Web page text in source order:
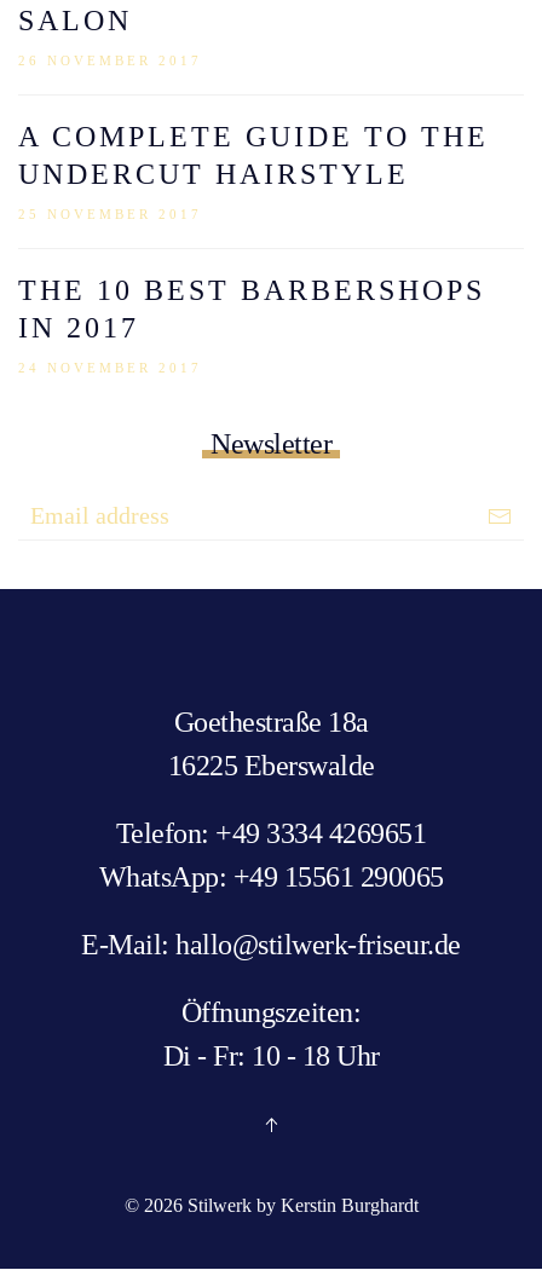
SALON
26 NOVEMBER 2017
A COMPLETE GUIDE TO THE
UNDERCUT HAIRSTYLE
25 NOVEMBER 2017
THE 10 BEST BARBERSHOPS
IN 2017
24 NOVEMBER 2017
Newsletter
Goethestraße 18a
16225 Eberswalde
Telefon: +49 3334 4269651
WhatsApp: +49 15561 290065
E-Mail: hallo@stilwerk-friseur.de
Öffnungszeiten:
Di - Fr: 10 - 18 Uhr
© 2026Stilwerk by Kerstin Burghardt